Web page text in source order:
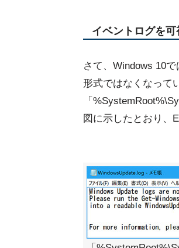
イベントログを可
さて、Windows 10
形式ではなくなって
「
図に示したとおり、